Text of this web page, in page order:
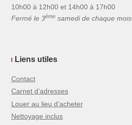
10h00 à 12h00 et 14h00 à 17h00
Fermé le 3èmesamedi de chaque mois
Liens utiles
Contact
Carnet d’adresses
Louer au lieu d’acheter
Nettoyage inclus